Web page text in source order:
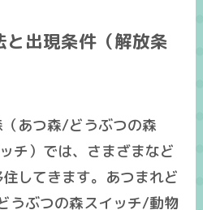
出現条件（解放条
あつ森/どうぶつの森
チ）では、さまざまなど
してきます。あつまれど
うぶつの森スイッチ/動物